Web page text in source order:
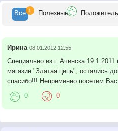
Все 1 Полезные Положит
Ирина 08.01.2012 12:55
Специально из г. Ачинска
магазин "Златая цепь", остались
спасибо!!! Непременно посетим
0 0